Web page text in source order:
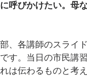
呼びかけたい。母
、各講師のスライ
す。当日の市民講
は伝わるものと考